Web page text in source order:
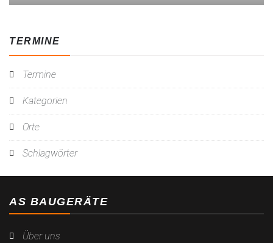
TERMINE
Termine
Kategorien
Orte
Schlagwörter
AS BAUGERÄTE
Über uns